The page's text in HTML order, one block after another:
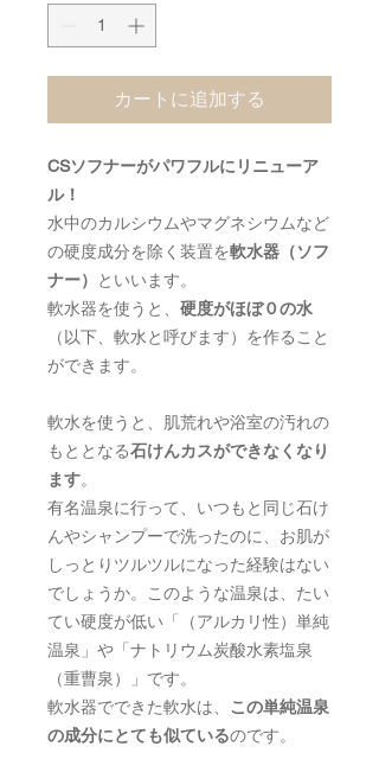
カートに追加する
CSソフナーがパワフルにリニューア
ル！
水中のカルシウムやマグネシウムなど
の硬度成分を除く装置を軟水器（ソフ
ナー）
といいます。
軟水器を使うと、 硬度がほぼ０の水
（以下、軟水と呼びます）を作ること
ができます。
軟水を使うと、肌荒れや浴室の汚れの
もととなる石けんカスができなくなり
ます。
有名温泉に行って、いつもと同じ石け
んやシャンプーで洗ったのに、お肌が
しっとりツルツルになった経験はない
でしょうか。このような温泉は、たい
てい硬度が低い「（アルカリ性）単純
温泉」や「ナトリウム炭酸水素塩泉
（重曹泉）」です。
軟水器でできた軟水は、 この単純温泉
の成分にとても似ているのです。